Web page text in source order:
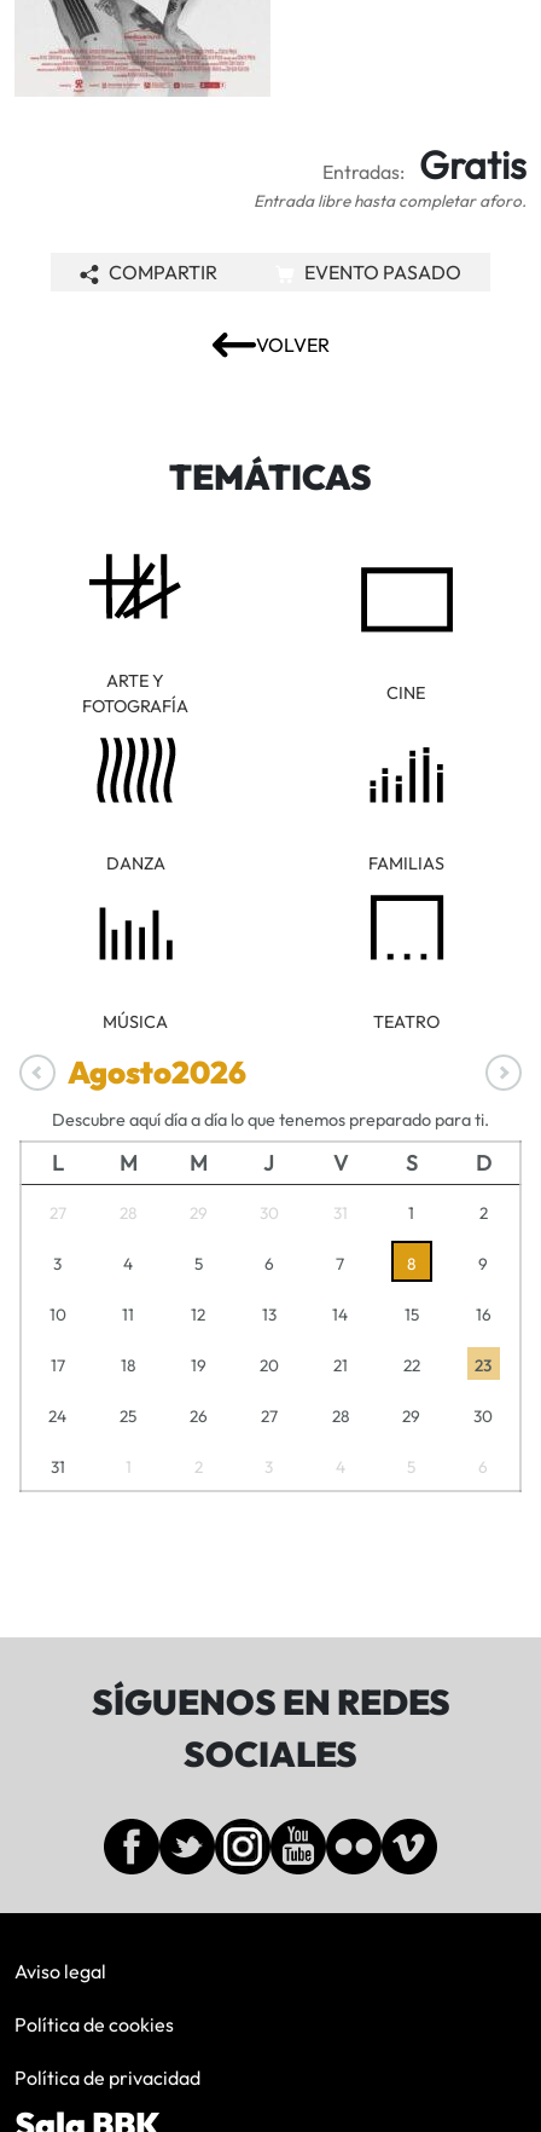
Entradas: Gratis
Entrada libre hasta completar aforo.
VOLVER
COMPARTIR EVENTO PASADO
TEMÁTICAS
ARTE Y
FOTOGRAFÍA
CINE
DANZA FAMILIAS
MÚSICA TEATRO
Agosto2026
Descubre aquí día a día lo que tenemos preparado para ti.
L M M J V S D
27 28 29 30 31 1 2
3 4 5 6 7 8 9
10 11 12 13 14 15 16
17 18 19 20 21 22 23
24 25 26 27 28 29 30
31 1 2 3 4 5 6
SÍGUENOS EN REDES
SOCIALES
Aviso legal
Política de cookies
Política de privacidad